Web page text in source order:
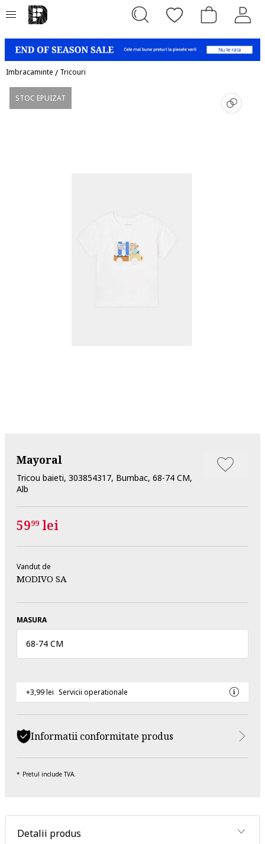
Imbracaminte / Tricouri
STOC EPUIZAT
Mayoral
Tricou baieti, 303854317, Bumbac, 68-74 CM,
Alb
5999 lei
Vandut de
MODIVO SA
MASURA
68-74 CM
+3,99 lei Servicii operationale
Informatii conformitate produs
Pretul include TVA.
Detalii produs